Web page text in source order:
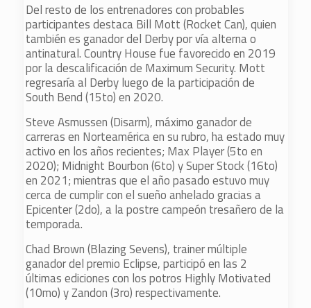
Del resto de los entrenadores con probables
participantes destaca Bill Mott (Rocket Can), quien
también es ganador del Derby por vía alterna o
antinatural. Country House fue favorecido en 2019
por la descalificación de Maximum Security. Mott
regresaría al Derby luego de la participación de
South Bend (15to) en 2020.
Steve Asmussen (Disarm), máximo ganador de
carreras en Norteamérica en su rubro, ha estado muy
activo en los años recientes; Max Player (5to en
2020); Midnight Bourbon (6to) y Super Stock (16to)
en 2021; mientras que el año pasado estuvo muy
cerca de cumplir con el sueño anhelado gracias a
Epicenter (2do), a la postre campeón tresañero de la
temporada.
Chad Brown (Blazing Sevens), trainer múltiple
ganador del premio Eclipse, participó en las 2
últimas ediciones con los potros Highly Motivated
(10mo) y Zandon (3ro) respectivamente.